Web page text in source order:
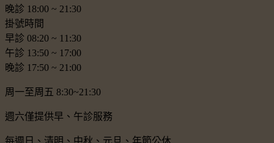
晚診 18:00 ~ 21:30
掛號時間
早診 08:20 ~ 11:30
午診 13:50 ~ 17:00
晚診 17:50 ~ 21:00
周一至周五 8:30~21:30
週六僅提供早、午診服務
每週日、清明、中秋、元旦、年節公休